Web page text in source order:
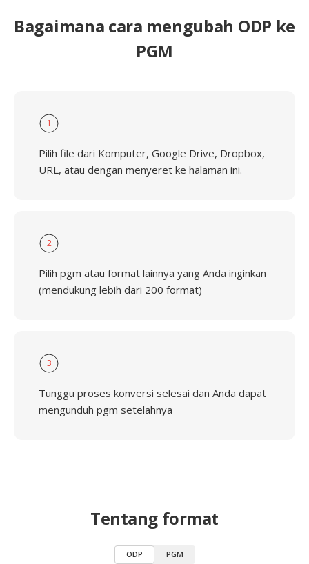
Bagaimana cara mengubah ODP ke
PGM
1
Pilih file dari Komputer, Google Drive, Dropbox,
URL, atau dengan menyeret ke halaman ini.
2
Pilih pgm atau format lainnya yang Anda inginkan
(mendukung lebih dari 200 format)
3
Tunggu proses konversi selesai dan Anda dapat
mengunduh pgm setelahnya
Tentang format
ODP PGM